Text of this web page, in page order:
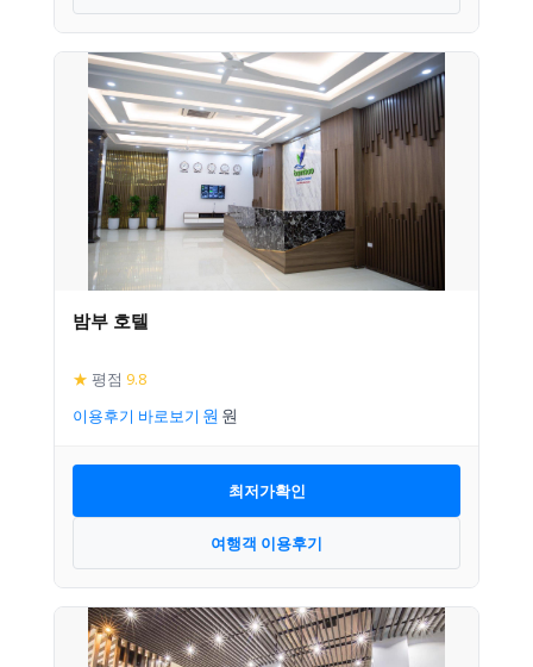
밤부 호텔
★ 평점 9.8
이용후기 바로보기
최저가확인
여행객 이용후기